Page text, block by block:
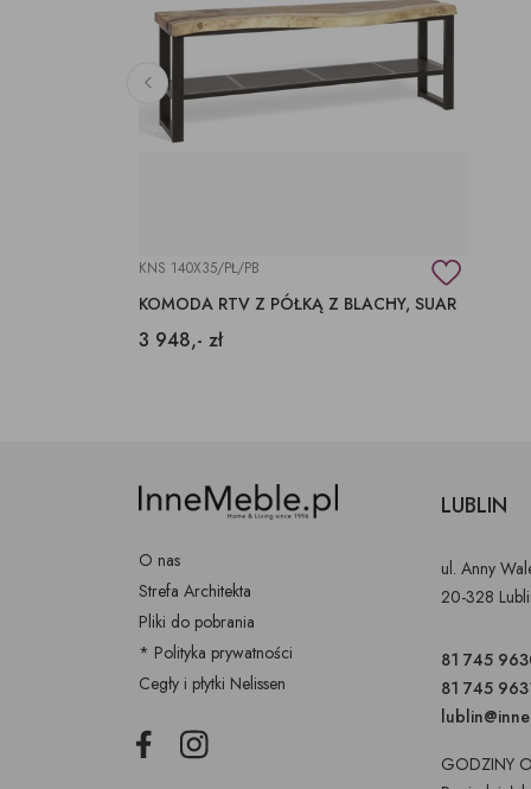
KNS 140X35/PŁ/PB
KOMODA RTV Z PÓŁKĄ Z BLACHY, SUAR
3 948,- zł
O nas
Strefa Architekta
Pliki do pobrania
* Polityka prywatności
Cegły i płytki Nelissen
FacebookInstagram
LUBLIN
ul. Anny
20-328
81 745
81 745
GODZINY